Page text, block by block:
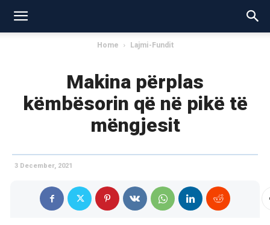
Home Lajmi-Fundit
Makina përplas
këmbësorin që në pikë të
mëngjesit
3 December, 2021